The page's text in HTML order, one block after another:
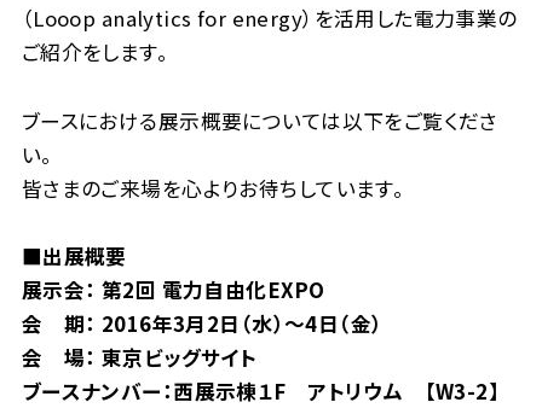
（Looop analytics for energy）を活用した電力事業の
ご紹介をします。
ブースにおける展示概要については以下をご覧くださ
い。
皆さまのご来場を心よりお待ちしています。
■出展概要
展示会： 第2回 電力自由化EXPO
会 期： 2016年3月2日（水）～4日（金）
会 場： 東京ビッグサイト
ブースナンバー：西展示棟１F アトリウム 【W3-2】